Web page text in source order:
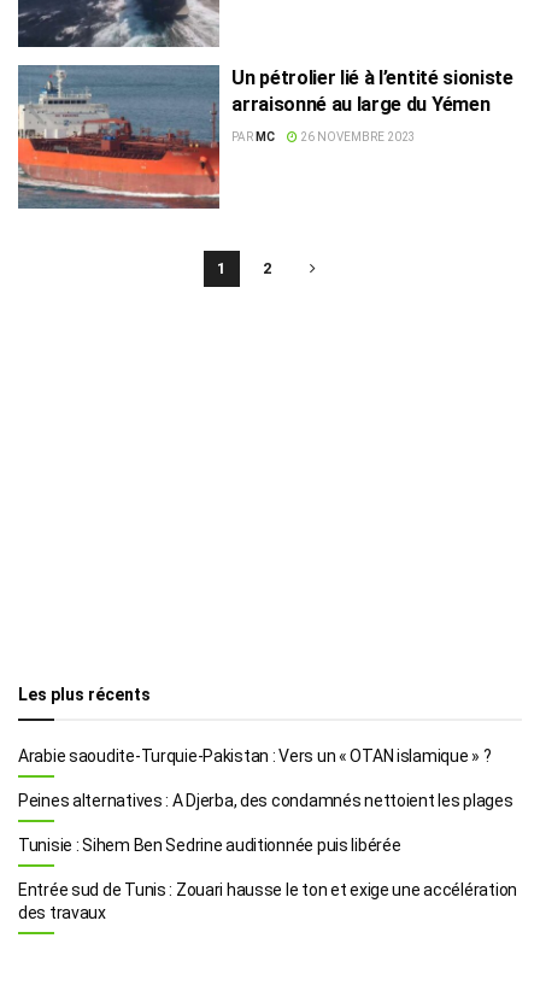
Un pétrolier lié à l’entité sioniste
arraisonné au large du Yémen
PAR MC 26 NOVEMBRE 2023
1 2
Les plus récents
Arabie saoudite-Turquie-Pakistan : Vers un « OTAN islamique » ?
Peines alternatives : A Djerba, des condamnés nettoient les plages
Tunisie : Sihem Ben Sedrine auditionnée puis libérée
Entrée sud de Tunis : Zouari hausse le ton et exige une accélération
des travaux